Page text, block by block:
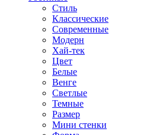
Стиль
Классические
Современные
Модерн
Хай-тек
Цвет
Белые
Венге
Светлые
Темные
Размер
Мини стенки